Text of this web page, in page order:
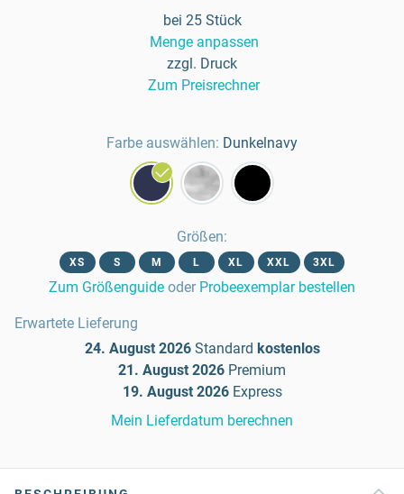
bei 25 Stück
Menge anpassen
zzgl. Druck
Zum Preisrechner
Farbe auswählen: Dunkelnavy
Größen:
XS S M L XL XXL 3XL
Zum Größenguide oder Probeexemplar bestellen
Erwartete Lieferung
24. August 2026 Standard kostenlos
21. August 2026 Premium
19. August 2026 Express
Mein Lieferdatum berechnen